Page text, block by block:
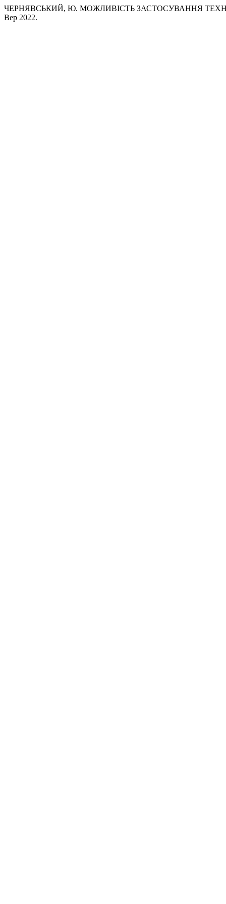
ЧЕРНЯВСЬКИЙ, Ю. МОЖЛИВІСТЬ ЗАСТОСУВАННЯ
Вер 2022.